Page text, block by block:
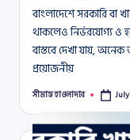
বাংলাদেশে সরকারি
থাকলেও নির্ভরযোগ্য ও
বাস্তবে দেখা যায়,
প্রয়োজনীয়
Posted
সীমান্ত হাওলাদার